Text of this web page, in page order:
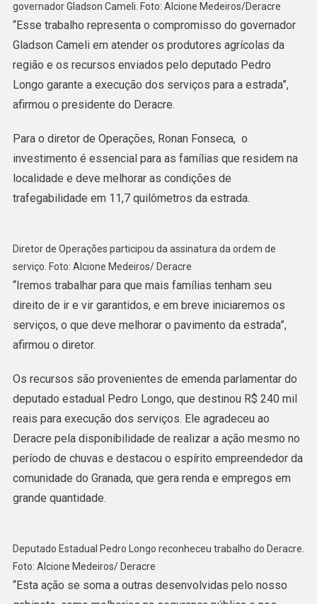
governador Gladson Cameli. Foto: Alcione Medeiros/Deracre
“Esse trabalho representa o compromisso do governador
Gladson Cameli em atender os produtores agrícolas da
região e os recursos enviados pelo deputado Pedro
Longo garante a execução dos serviços para a estrada”,
afirmou o presidente do Deracre.
Para o diretor de Operações, Ronan Fonseca, o
investimento é essencial para as famílias que residem na
localidade e deve melhorar as condições de
trafegabilidade em 11,7 quilômetros da estrada.
Diretor de Operações participou da assinatura da ordem de
serviço. Foto: Alcione Medeiros/ Deracre
“Iremos trabalhar para que mais famílias tenham seu
direito de ir e vir garantidos, e em breve iniciaremos os
serviços, o que deve melhorar o pavimento da estrada”,
afirmou o diretor.
Os recursos são provenientes de emenda parlamentar do
deputado estadual Pedro Longo, que destinou R$ 240 mil
reais para execução dos serviços. Ele agradeceu ao
Deracre pela disponibilidade de realizar a ação mesmo no
período de chuvas e destacou o espírito empreendedor da
comunidade do Granada, que gera renda e empregos em
grande quantidade.
Deputado Estadual Pedro Longo reconheceu trabalho do Deracre.
Foto: Alcione Medeiros/ Deracre
“Esta ação se soma a outras desenvolvidas pelo nosso